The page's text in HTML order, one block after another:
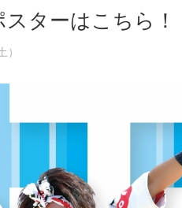
ターはこちら！
）